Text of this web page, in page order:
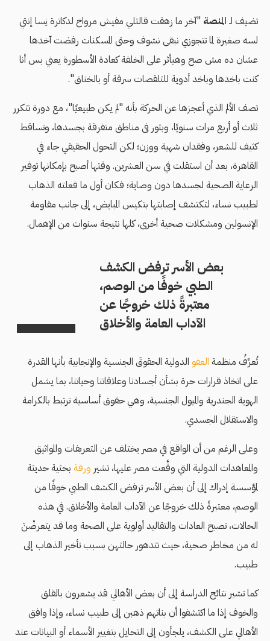
تضيف لـ المنصة "آخر ما زهقت قالتلي مفيش مرواح لدكاترة نِسا إنتي
لسه صغيرة لما تتجوزي نبقى نشوف وحتى المسكنات رفضت آخدها
عشان ده مش صح وهيأثر على الخلفة كعادة الأسطورة يعني بس أنا
كنت باخدها وباخد أدوية للتلقصات سرقة أو بالخناق".
تصف الألم الذي أعجزها عن الحركة بأنه "لم يكن طبيعيًا"، مع دورة تتكرر
ثلاث أو أربع مرات سنويًا، وبثور فى مناطق متفرقة بجسدها، وتساقط
كثيف للشعر، وفقدان شهية ووزن؛ لكن التحول الحقيقي جاء في
القاهرة، بعد أن استقلت في سن العشرين. وقتها أصبح بإمكانها توفير
الرعاية الصحية لجسدها دون وصاية؛ فكان أول ما فعلته الذهاب
لطبيب نساء، لتكتشف إصابتها بتكيس المبايض، إلى جانب مقاومة
الإنسولين ومشكلات صحية أخرى، كلها نتيجة سنوات من الإهمال.
بعض الأسر ترفض الكشف
الطبي خوفًا من الوصم،
معتبرةً ذلك خروجًا عن
الآداب العامة والأخلاق
تُعرِّفُ منظمة العفو الدولية الحقوقَ الجنسية والإنجابية بأنها القدرة
على اتخاذ قرارات حرة بشأن أجسادنا وعلاقاتنا وحياتنا، بما يشمل
الهوية الجندرية والميول الجنسية، وهي حقوق أساسية ترتبط بالكرامة
والاستقلال الجسدي.
وعلى الرغم من أن الواقع في مصر يختلف عن التعريفات والمواثيق
والمعاهدات الدولية التي وقَّعت مصر عليها، تشير ورقة بحثية حديثة
لمؤسسة إدراك إلى أن بعض الأسر ترفض الكشف الطبي خوفًا من
الوصم، معتبرةً ذلك خروجًا عن الآداب العامة والأخلاق. في هذه
الحالات، تصبح العادات والتقاليد أولوية على الصحة وما قد يتعرضْنَ
له من مخاطر صحية، حيث تتدهور حالتهن بسبب تأخير الذهاب إلى
طبيب.
كما تشير نتائج الدراسة إلى أن بعض الأهالي قد يشعرون بالقلق
والخوف إذا ما اكتشفوا أن بناتهم ذهبن إلى طبيب نساء، وإذا وافق
الأهالي على الكشف، يلجأون إلى التحايل بتغيير الأسماء أو البيانات عند